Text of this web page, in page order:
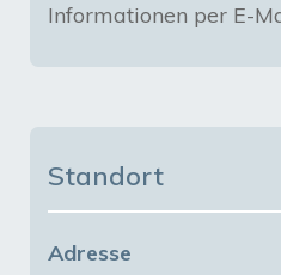
Informationen per E-
Standort
Adresse